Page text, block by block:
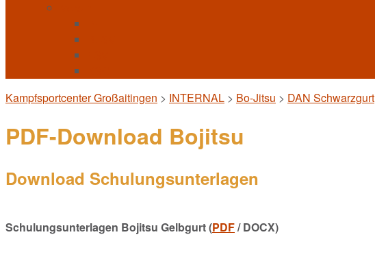
Kampfsportcenter Großaitingen > INTERNAL > Bo-Jitsu > DAN Schwarzgurt
PDF-Download Bojitsu
Download Schulungsunterlagen
Schulungsunterlagen Bojitsu Gelbgurt (PDF/ DOCX)